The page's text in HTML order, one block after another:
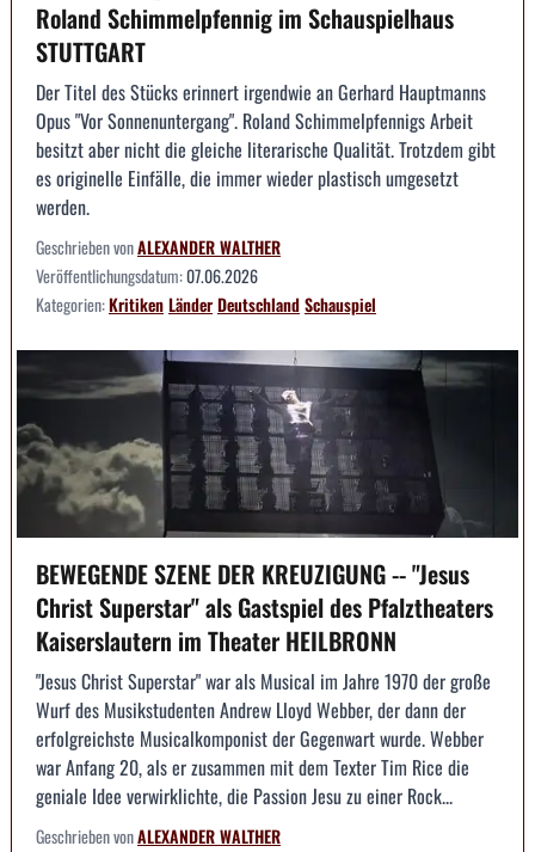
Roland Schimmelpfennig im Schauspielhaus
STUTTGART
Der Titel des Stücks erinnert irgendwie an Gerhard Hauptmanns
Opus "Vor Sonnenuntergang". Roland Schimmelpfennigs Arbeit
besitzt aber nicht die gleiche literarische Qualität. Trotzdem gibt
es originelle Einfälle, die immer wieder plastisch umgesetzt
werden.
Geschrieben vonALEXANDER WALTHER
Veröffentlichungsdatum:07.06.2026
Kategorien:KritikenLänderDeutschlandSchauspiel
BEWEGENDE SZENE DER KREUZIGUNG -- "Jesus
Christ Superstar" als Gastspiel des Pfalztheaters
Kaiserslautern im Theater HEILBRONN
"Jesus Christ Superstar" war als Musical im Jahre 1970 der große
Wurf des Musikstudenten Andrew Lloyd Webber, der dann der
erfolgreichste Musicalkomponist der Gegenwart wurde. Webber
war Anfang 20, als er zusammen mit dem Texter Tim Rice die
geniale Idee verwirklichte, die Passion Jesu zu einer Rock...
Geschrieben vonALEXANDER WALTHER